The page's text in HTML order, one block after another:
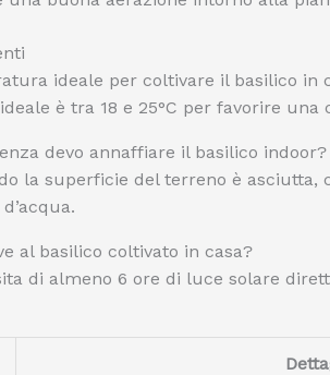
ideale per coltivare il basilico in
è tra 18 e 25°C per favorire una
devo annaffiare il basilico indoor?
la superficie del terreno è asciutta,
al basilico coltivato in casa?
di almeno 6 ore di luce solare